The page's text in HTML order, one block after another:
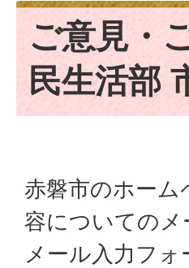
ご意見・
民生活部
赤磐市のホー
容についての
メール入力フ